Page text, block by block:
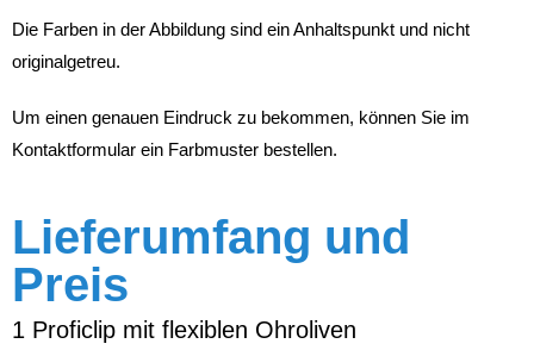
Die Farben in der Abbildung sind ein Anhaltspunkt und nicht
originalgetreu.
Um einen genauen Eindruck zu bekommen, können Sie im
Kontaktformular ein Farbmuster bestellen.
Lieferumfang und
Preis
1 Proficlip mit flexiblen Ohroliven